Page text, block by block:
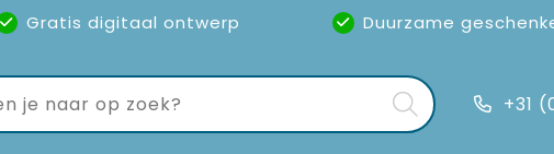
Gratis digitaal ontwerp Duurzame
+31